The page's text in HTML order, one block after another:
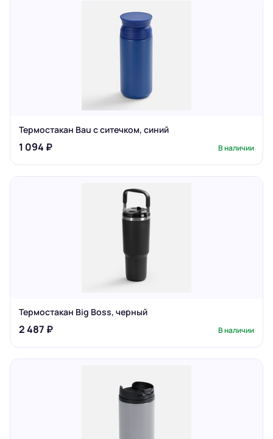
Термостакан Bau с ситечком, синий
1 094 ₽ В наличии
Термостакан Big Boss, черный
2 487 ₽ В наличии